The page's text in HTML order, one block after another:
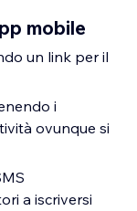
mobile
un link per il
i
ovunque si
a iscriversi